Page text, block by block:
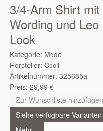
3/4-Arm Shirt mit
Wording und Leo
Look
Kategorie: Mode
Hersteller: Cecil
Artikelnummer: 325685a
Preis: 29,99 €
Zur Wunschliste hinzufügen
Siehe verfügbare Varianten